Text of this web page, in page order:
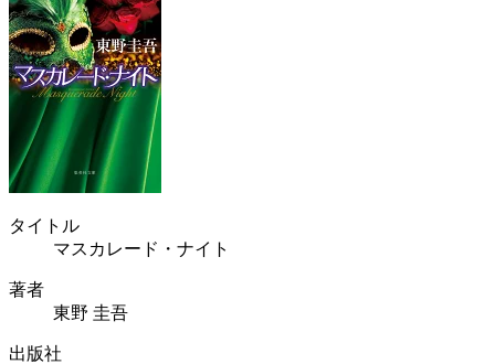
タイトル
マスカレード・ナイト
著者
東野 圭吾
出版社